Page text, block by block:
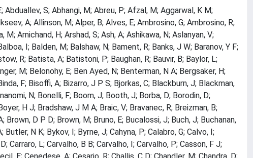
I; Jeong, C; Jepu, I; Joffrin, E; Johnson, R; Johnson, T; Johnston, Jane; Joita, L; Jones, G; Jones, T T C; Hoshino, K K; Kallenbach, A; Kamiya, K; Kaniewski, J; Kantor, A; Kappatou, A; Karhunen, J; Karkinsky, D; Karnowska, I; Kaufman, M; Kaveney, G; Kazakov, Y; Kazantzidis, V; Keeling, D L; Keenan, T; Keep, J; Kempenaars, M; Kennedy, C; Kenny, D; Kent, J; Kent, O N; Khilkevich, E; Kim, H T; Kim, H S; Kinch, A; King, C; King, D; King, R F; Kinna, D J; Kiptily, V; Kirk, A; Kirov, K; Kirschner, A; Kizane, G; Klepper, C; Klix, A; Knight, P; Knipe, S J; Knott, S; Kobuchi, T; Koechl, F; Kocsis, G; Kodeli, I; Kogan, L; Kogut, D; Koivuranta, S; Kominis, Y; Koeppen, M; Kos, B; Koskela, T; Koslowski, H R; Koubiti, M; Kovari, M; Kowalskastrzeciwilk, E; Krasilnikov, A; Krasilnikov, V; Krawczyk, N; Kresina, M; Krieger, K; Krivska, A; Kruezi, U; Ksiazek, I; Kukushkin, A; Kundu, A; Kurkisuonio, T; Kwak, S; Kwiatkowski, R; Kwon, O J; Laguardia, L; Lahtinen, A; Laing, A; Lam, N; Lambertz, H T; Lane, C; Lang, P T; Lanthaler, S; Lapins, J; Lasa, A; Last, J R; Laszynska, E; Lawless, R; Lawson, A; Lawson, K D; Lazaros, A; Lazzaro, E; Leddy, J; Lee, S; Lefebvre, X; Leggate, H J; Lehmann, J; Lehnen, M; Leichtle, D; Leichuer, P; Leipold, F; Lengar, I; Lennholm, M; Lerche, E; Lescinskis, A; Lesnoj, S; Letellier, E; Leyland, M; Leysen, W; L, Li; Liang, Y; Likonen, J; Linke, J; Linsmeier, Ch; Lipschultz, B; Liu, G; Liu, Y; Lo Schiavo, V P; Loarer, T; Loarte, A; Lobel, R C; Lomanowski, B; Lomas, P J; Lonnroth, J; Lopez, J M; Lopezrazola, J; Lorenzini, R; Losada, U; Lovell, J J; Loving, A B; Lowry, C; Luce, T; Lucock, R M A; Lukin, A; Luna, C; Lungaroni, M; Lungu, C P; Lungu, M; Lunniss, A; Lupelli, I; Lyssoivan, A; Macdonald, N; Macheta, P; Maczewa, K; Magesh, B; Maget, P; Maggi, C; Maier, H; Mailloux, J; Makkonen, T; Makwana, R; Malaquias, A; Malizia, A; Manas, P; Manning, A; Manso, M E; Mantica, P; Mantsinen, M; Manzanares, A; Maquet, Ph; Marandet, Y; Marcenko, N; Marchetto, C; Marchuk, O; Marinelli, M; Marinucci, M; Markovic, T; Marocco, D; Marot, L; Marren, C A; Marshal, R; Martin, A; Martin, Y; Martin de Aguilera, A; Martinez, F J; Martinsolis, J R; Martynova, Y; Maruyama, S; Masiello, A; Maslov, M; Matejcik, S; Mattei, M; Matthews, G F; Maviglia, F; Mayer, M; Mayoral, M L; Maysmith, T; Mazon, D; Mazzotta, C; Mcadams, R; Mccarthy, P J; Mcclements, K G; Mccormack, O; Mccullen, P A; Mcdonald, D; Mcintosh, S; Mckean, R; Mckehon, J; Meadows, R C; Meakins, A; Medina, F; Medland, M; Medley, S; Meigh, S; Meigs, A G; Meisl, G; Meitner, S; Meneses, L; Menmuir, S; Mergia, K; Merrigan, I R; Mertens, Ph; Meshchaninov, S; Messiaen, A; Meyer, H; Mianowski, S; Michling, R; Middletongear, D; Miettunen, J; Militello, F; Militelloasp, E; Miloshevsky, G; Mink, F; Minucci, S; Miyoshi, Y; Mlynar, J; Molina, D; Monakhov, I; Moneti, M; Mooney, R; Moradi, S; Mordijck, S; Moreira, L; Moreno, R; Moro, F; Morris, A W; Morris, J; Moser, L; Mosher, S; Moulton, D; Murari, A; Muraro, A; Murphy, S; Asakura, N N; Na, Y S; Nabais, F; Naish, R; Nakano, T; Nardon, E; Naulin, V; Nave, M F F; Nedzelski, I; Nemtsev, G; Nespoli, F; Neto, A; Neu, R; Neverov, V S; Newman, M; Nicholls, K J; Nicolas, T; Nielsen, A H; Nielsen, P; Nilsson, E; Nishijima, D; Noble, C; Nocente, M; No